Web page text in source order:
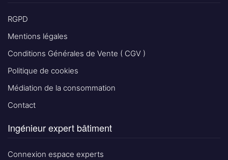
RGPD
Mentions légales
Conditions Générales de Vente ( CGV )
Politique de cookies
Médiation de la consommation
Contact
Ingénieur expert bâtiment
Connexion espace experts